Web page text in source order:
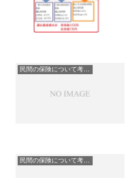
民間の保険について考える